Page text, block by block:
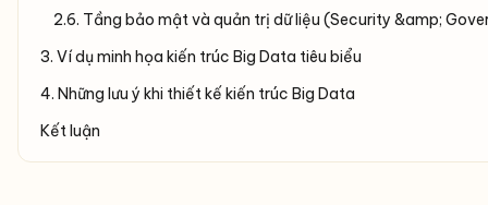
2.6. Tầng bảo mật và quản trị dữ liệu (Security &amp;
3. Ví dụ minh họa kiến trúc Big Data tiêu biểu
4. Những lưu ý khi thiết kế kiến trúc Big Data
Kết luận